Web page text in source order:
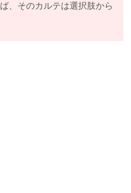
、そのカルテは選択肢から